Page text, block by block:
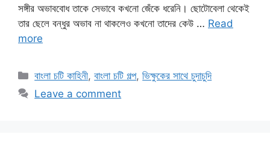
সঙ্গীর অভাববোধ তাকে সেভাবে কখনো জেঁকে ধরেনি। ছোটোবেলা থেকেই
তার ছেলে বন্ধুর অভাব না থাকলেও কখনো তাদের কেউ … Read
more
Categories
বাংলা চটি কাহিনী,বাংলা চটি গল্প,ভিক্ষুকের সাথে চুদাচুদি
Leave a comment